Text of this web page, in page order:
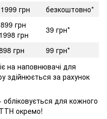
грн
безкоштовно*
грн
грн
39 грн*
грн
99 грн*
на наповнювачі для
здійнюється за рахунок
для кожного
окремо!